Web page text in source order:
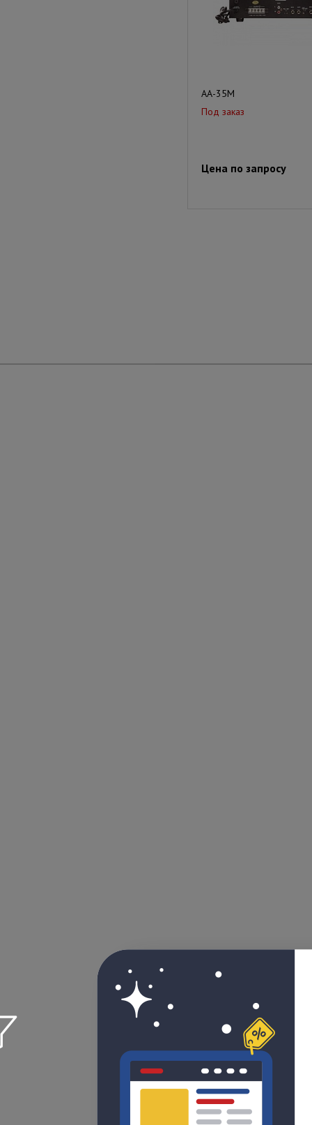
АА-35М
Под заказ
Цена по запросу